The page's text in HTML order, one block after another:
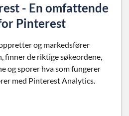
- En omfattende
Pinterest
og markedsfører
finner de riktige søkeordene,
og sporer hva som fungerer
med Pinterest Analytics.